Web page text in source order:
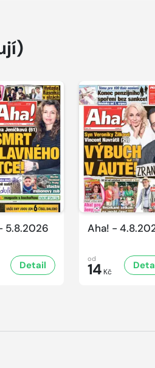
5.8.2026
Detail
Aha! -
od
14 Kč